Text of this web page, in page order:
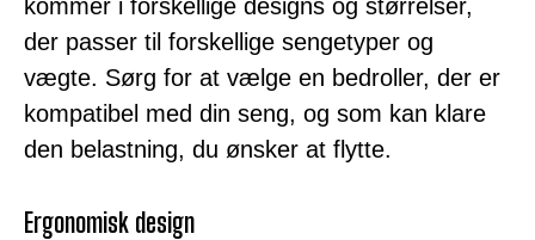
kommer i forskellige designs og størrelser,
der passer til forskellige sengetyper og
vægte. Sørg for at vælge en bedroller, der er
kompatibel med din seng, og som kan klare
den belastning, du ønsker at flytte.
Ergonomisk design